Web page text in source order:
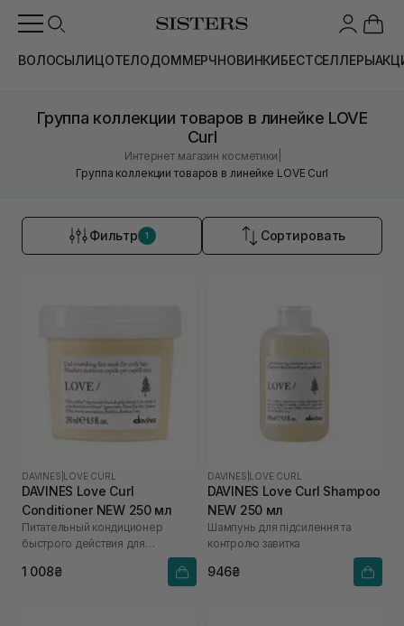
ВОЛОСЫЛИЦОТЕЛОДОММЕРЧНОВИНКИБЕСТСЕЛЛЕРЫ
Группа коллекции товаров в линейке LOVE
Curl
Интернет магазин косметики
Группа коллекции товаров в линейке LOVE Curl
Фильтр 1 Сортировать
DAVINES LOVE CURL
DAVINES Love Curl
Conditioner NEW 250 мл
Питательный кондиционер
быстрого действия для
1 008₴
DAVINES LOVE CURL
DAVINES Love Curl Shampoo
NEW 250 мл
Шампунь для підсилення та
контролю завитка
946₴